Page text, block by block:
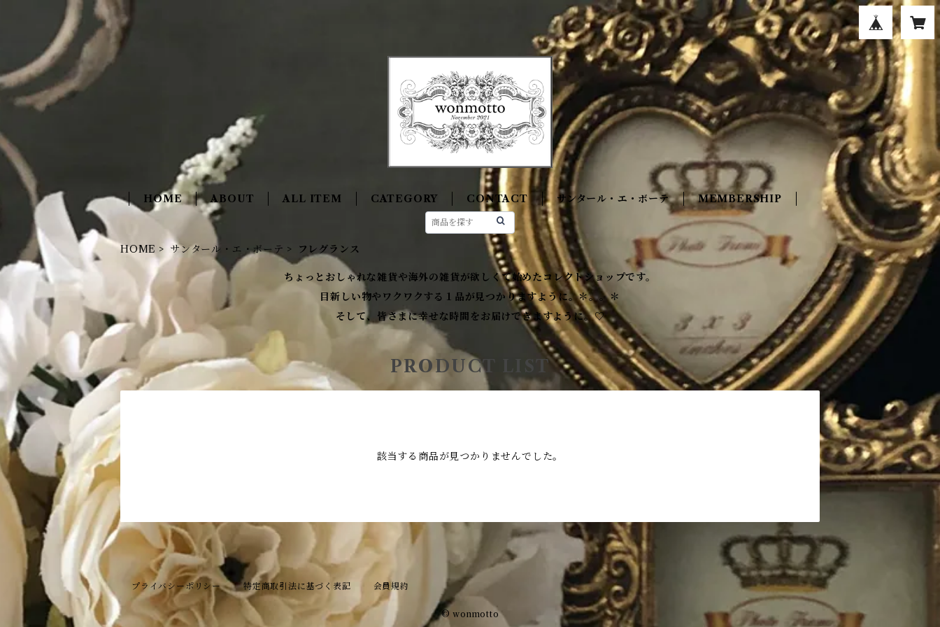
HOME ABOUT ALL ITEM CATEGORY CONTACT サンタール・エ・ボーテ MEMBERSHIP
HOME サンタール・エ・ボーテ フレグランス
ちょっとおしゃれな雑貨や海外の雑貨が欲しくて始めたコレクトショップです。
目新しい物やワクワクする１品が見つかりますように。＊。。＊
そして、皆さまに幸せな時間をお届けできますように。♡
PRODUCT LIST
該当する商品が見つかりませんでした。
プライバシーポリシー 特定商取引法に基づく表記 会員規約
© wonmotto